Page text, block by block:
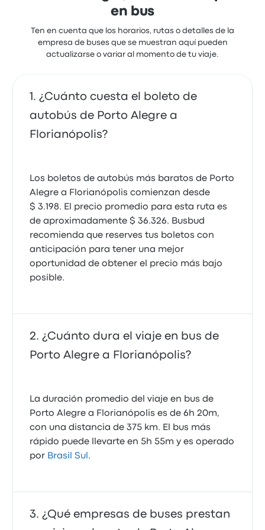
5.0 de 5 estrellas
Santo Anjo
Muy cómodo
Muy buen servicio.
4.0 de 5 estrellas
Santo Anjo
Monica F.
29 de septiembre de 2017
en bus
Ten en cuenta que los horarios, rutas o detalles de la
empresa de buses que se muestran aquí pueden
actualizarse o variar al momento de tu viaje.
¿Cuánto cuesta el boleto de
autobús de Porto Alegre a
Florianópolis?
Los boletos de autobús más baratos de Porto
Alegre a Florianópolis comienzan desde
$ 3.198. El precio promedio para esta ruta es
de aproximadamente $ 36.326. Busbud
recomienda que reserves tus boletos con
anticipación para tener una mejor
oportunidad de obtener el precio más bajo
posible.
¿Cuánto dura el viaje en bus de
Porto Alegre a Florianópolis?
La duración promedio del viaje en bus de
Porto Alegre a Florianópolis es de 6h 20m,
con una distancia de 375 km. El bus más
rápido puede llevarte en 5h 55m y es operado
por Brasil Sul .
¿Qué empresas de buses prestan